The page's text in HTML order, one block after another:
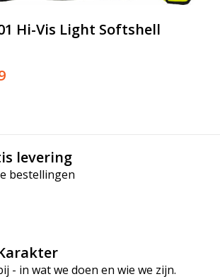
Hi-Vis Light Softshell
levering
bestellingen
- in wat we doen en wie we zijn.